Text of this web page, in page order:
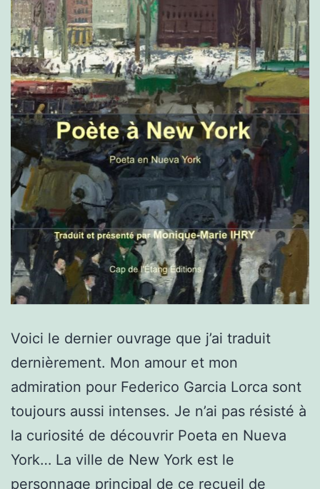
Voici le dernier ouvrage que j’ai traduit
dernièrement. Mon amour et mon
admiration pour Federico Garcia Lorca sont
toujours aussi intenses. Je n’ai pas résisté à
la curiosité de découvrir Poeta en Nueva
York… La ville de New York est le
personnage principal de ce recueil de